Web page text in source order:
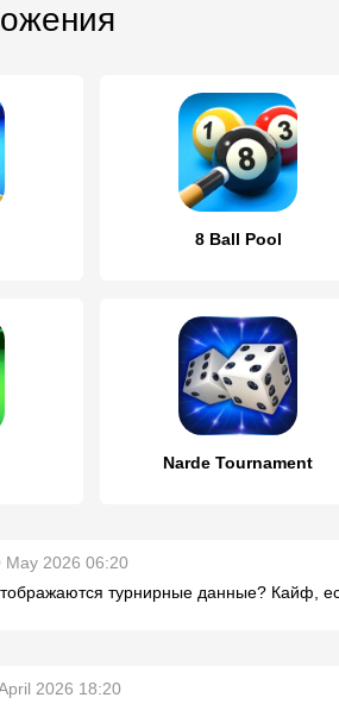
8 Ball Pool
Narde Tournament
May 2026 06:20
турнирные данные? Кайф,
2026 18:20